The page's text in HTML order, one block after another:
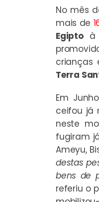
No mês
mais de
Egiptoà
crianças
Terra
Em
ceifou já
neste
fugiram
Ameyu,
destas
bens de
referiu o